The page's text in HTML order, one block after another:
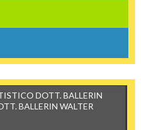
DOTT. BALLERIN
BALLERIN WALTER